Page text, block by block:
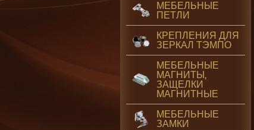
МЕБЕЛЬНЫЕ
ПЕТЛИ
КРЕПЛЕНИЯ ДЛЯ
ЗЕРКАЛ ТЭМПО
МЕБЕЛЬНЫЕ
МАГНИТЫ,
ЗАЩЕЛКИ
МАГНИТНЫЕ
МЕБЕЛЬНЫЕ
ЗАМКИ